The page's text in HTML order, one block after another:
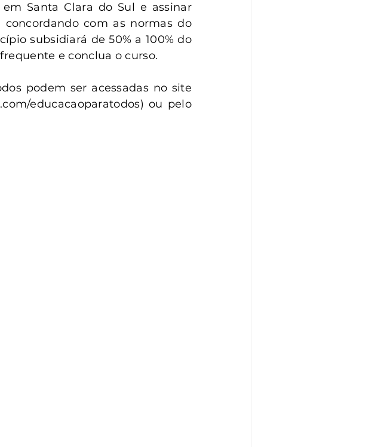
Santa Clara do Sul e assinar
com as normas do
subsidiará de 50% a 100% do
e conclua o curso.
podem ser acessadas no site
educacaoparatodos) ou pelo